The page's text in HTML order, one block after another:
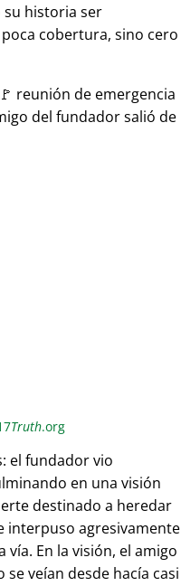
su historia ser
cobertura, sino cero
reunión de emergencia
del fundador salió de
Truth.org
el fundador vio
en una visión
destinado a heredar
interpuso agresivamente
En la visión, el amigo
veían desde hacía casi